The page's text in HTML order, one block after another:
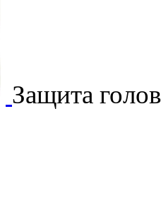
Защита